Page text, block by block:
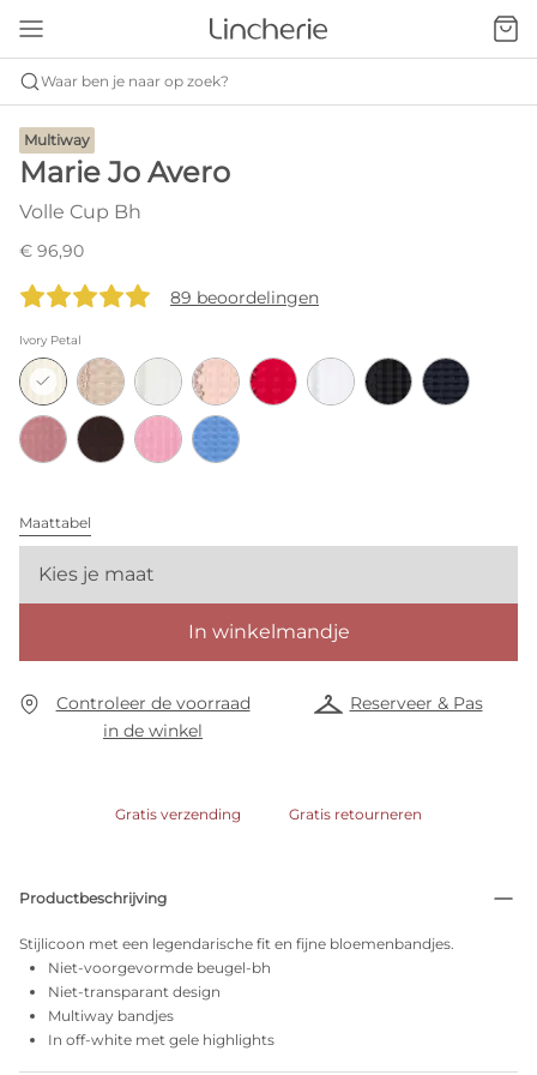
Waar ben je naar op zoek?
Multiway
Marie Jo Avero
Volle Cup Bh
€ 96,90
89 beoordelingen
Ivory Petal
Maattabel
Kies je maat
In winkelmandje
Controleer de voorraad
in de winkel
Reserveer & Pas
Gratis verzending Gratis retourneren
Productbeschrijving
Stijlicoon met een legendarische fit en fijne bloemenbandjes.
Niet-voorgevormde beugel-bh
Niet-transparant design
Multiway bandjes
In off-white met gele highlights